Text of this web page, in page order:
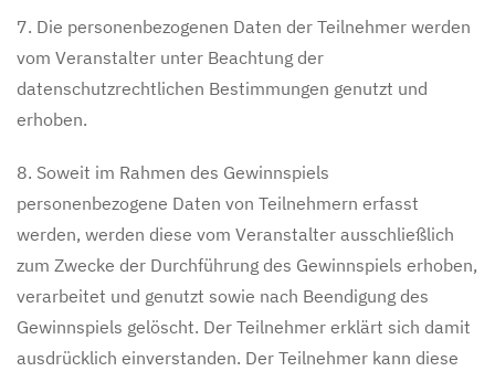
7. Die personenbezogenen Daten der Teilnehmer werden
vom Veranstalter unter Beachtung der
datenschutzrechtlichen Bestimmungen genutzt und
erhoben.
8. Soweit im Rahmen des Gewinnspiels
personenbezogene Daten von Teilnehmern erfasst
werden, werden diese vom Veranstalter ausschließlich
zum Zwecke der Durchführung des Gewinnspiels erhoben,
verarbeitet und genutzt sowie nach Beendigung des
Gewinnspiels gelöscht. Der Teilnehmer erklärt sich damit
ausdrücklich einverstanden. Der Teilnehmer kann diese